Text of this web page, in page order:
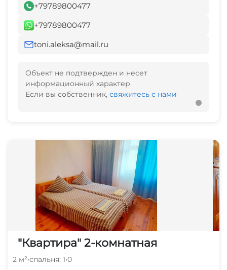
+79789800477
+79789800477
toni.aleksa@mail.ru
Объект не подтвержден и несет
информационный характер
Если вы собственник, свяжитесь с нами
"Квартира" 2-комнатная
2 м²•спальня: 1•0